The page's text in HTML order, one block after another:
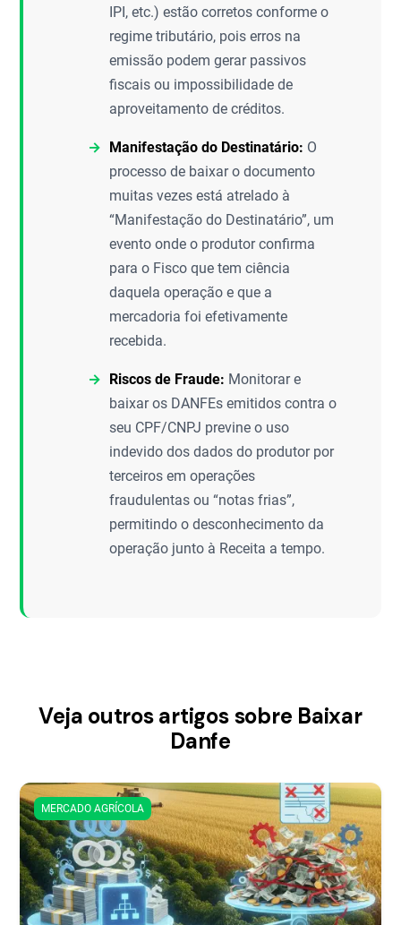
IPI, etc.) estão corretos conforme o
regime tributário, pois erros na
emissão podem gerar passivos
fiscais ou impossibilidade de
aproveitamento de créditos.
Manifestação do Destinatário: O
processo de baixar o documento
muitas vezes está atrelado à
“Manifestação do Destinatário”, um
evento onde o produtor confirma
para o Fisco que tem ciência
daquela operação e que a
mercadoria foi efetivamente
recebida.
Riscos de Fraude: Monitorar e
baixar os DANFEs emitidos contra o
seu CPF/CNPJ previne o uso
indevido dos dados do produtor por
terceiros em operações
fraudulentas ou “notas frias”,
permitindo o desconhecimento da
operação junto à Receita a tempo.
Veja outros artigos sobre Baixar
Danfe
MERCADO AGRÍCOLA